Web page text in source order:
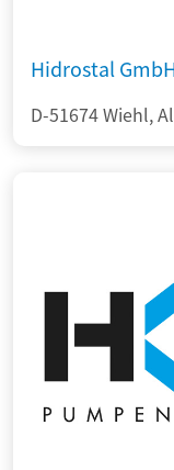
Hidrostal
D-51674 Wiehl,